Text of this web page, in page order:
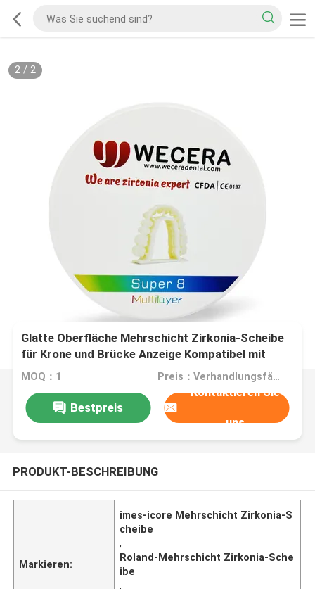
2/ 2
Glatte Oberfläche Mehrschicht Zirkonia-Scheibe
für Krone und Brücke Anzeige Kompatibel mit
Roland/VHF/IMES-icore Technologie
MOQ：1 Preis：Verhandlungsfähig
Bestpreis
Kontaktieren Sie
uns
PRODUKT-BESCHREIBUNG
Markieren:
imes-icore Mehrschicht Zirkonia-S
cheibe
,
Roland-Mehrschicht Zirkonia-Sche
ibe
,